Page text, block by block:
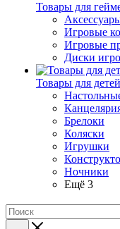
Товары для
Игровые
Игровые
Диски
Товары для детей
Брелоки
Коляски
Игрушки
Ночники
Ещё 3